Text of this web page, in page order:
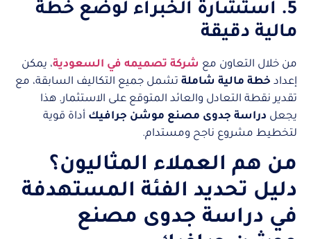
5. استشارة الخبراء لوضع خطة
مالية دقيقة
من خلال التعاون مع شركة تصميمه في السعودية، يمكن
إعداد خطة مالية شاملة تشمل جميع التكاليف السابقة، مع
تقدير نقطة التعادل والعائد المتوقع على الاستثمار. هذا
يجعل دراسة جدوى مصنع موشن جرافيك أداة قوية
لتخطيط مشروع ناجح ومستدام.
من هم العملاء المثاليون؟
دليل تحديد الفئة المستهدفة
في دراسة جدوى مصنع